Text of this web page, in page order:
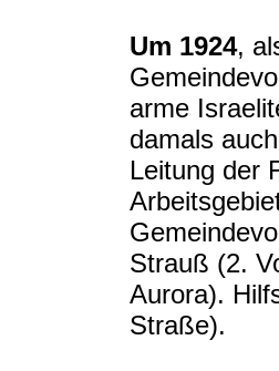
Um 1924,
arme
damals
Leitung der
Strauß (2.
Aurora).
Straße).